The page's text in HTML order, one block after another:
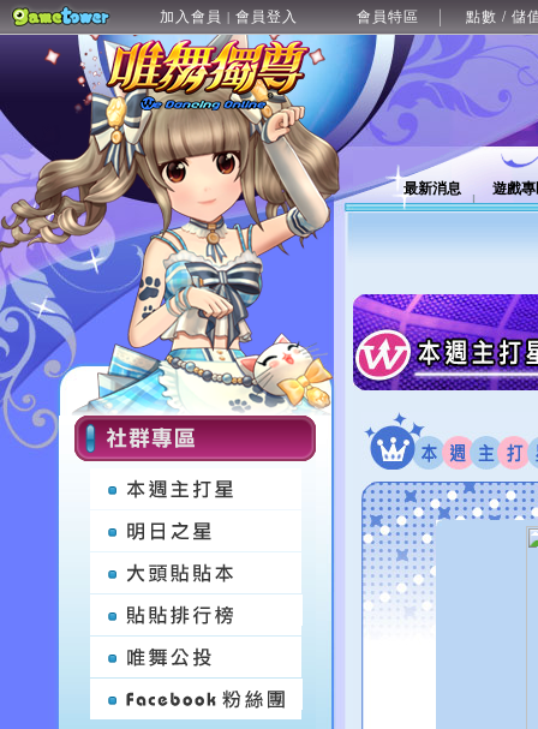
加入會員 | 會員登入 會員特區 點數 / 儲
最新消息 遊戲